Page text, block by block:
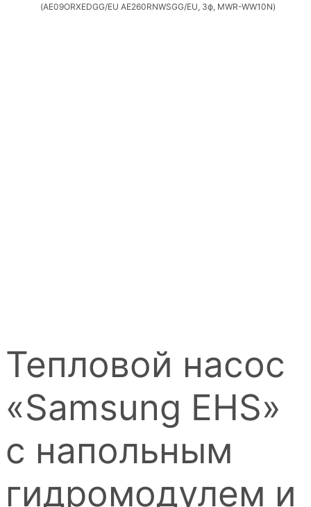
(AE09ORXEDGG/EU AE260RNWSGG/EU, 3ф, MWR-WW10N)
Тепловой насос
«Samsung EHS»
с напольным
гидромодулем и